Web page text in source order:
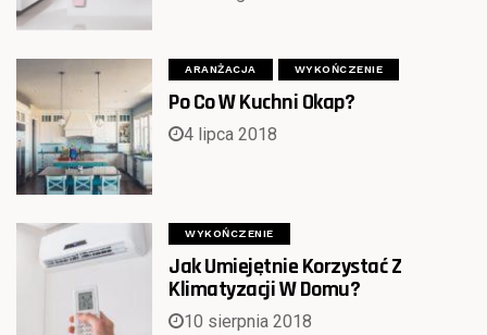
ARANŻACJA WYKOŃCZENIE
Po Co W Kuchni Okap?
4 lipca 2018
WYKOŃCZENIE
Jak Umiejętnie Korzystać Z
Klimatyzacji W Domu?
10 sierpnia 2018